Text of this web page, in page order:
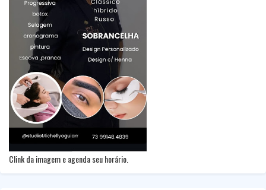
Clink da imagem e agenda seu horário.